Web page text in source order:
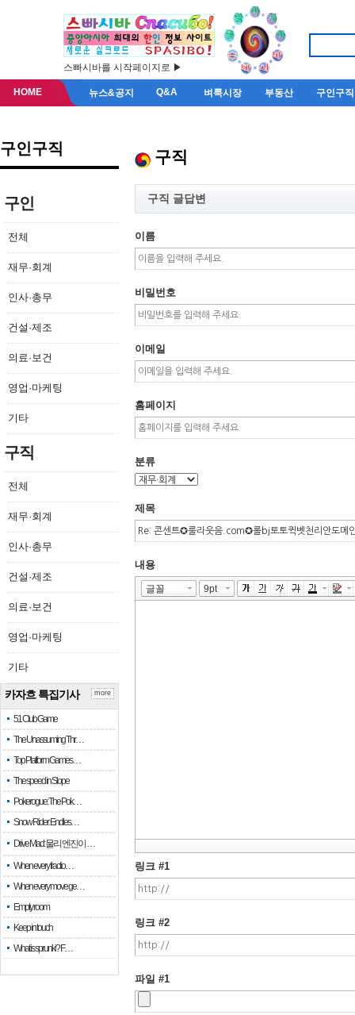
스빠시바를 시작페이지로 ▶
HOME 뉴스&공지 Q&A 벼룩시장 부동산 구인구직
구인구직
구인
전체
재무·회계
인사·총무
건설·제조
의료·보건
영업·마케팅
기타
구직
전체
재무·회계
인사·총무
건설·제조
의료·보건
영업·마케팅
기타
카자흐 특집기사
51 Club Game
The Unassuming Thr…
Top Platform Games…
The speed in Slope
Pokerogue: The Pok…
Snow Rider: Endles…
Drive Mad: 물리 엔진이 …
When every fractio…
When every move ge…
Empty room
Keep in touch
What is sprunki? F…
more
구직
구직 글답변
이름
비밀번호
이메일
홈페이지
분류
제목
내용
링크 #1
링크 #2
파일 #1